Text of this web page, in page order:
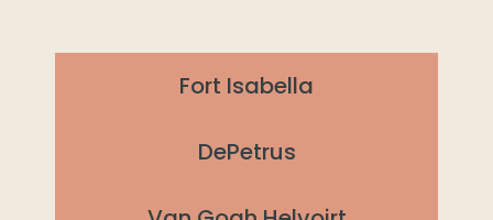
Fort Isabella
I
DePetrusD